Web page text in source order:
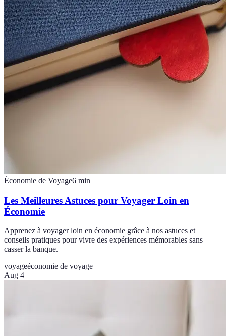
Économie de Voyage6 min
Les Meilleures Astuces pour Voyager Loin en
Économie
Apprenez à voyager loin en économie grâce à nos astuces et
conseils pratiques pour vivre des expériences mémorables sans
casser la banque.
voyageéconomie de voyage
Aug 4